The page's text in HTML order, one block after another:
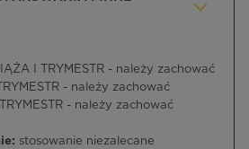
I TRYMESTR - należy zachować
- należy zachować
- należy zachować
stosowanie niezalecane